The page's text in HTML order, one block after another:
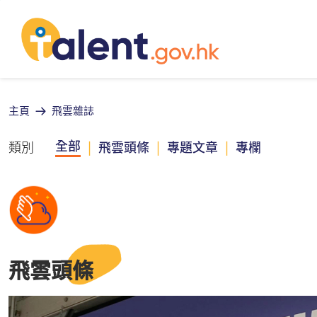
主頁 飛雲雜誌
類別 全部 | 飛雲頭條 | 專題文章 | 專欄
飛雲頭條